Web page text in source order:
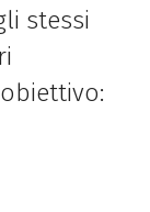
stessi